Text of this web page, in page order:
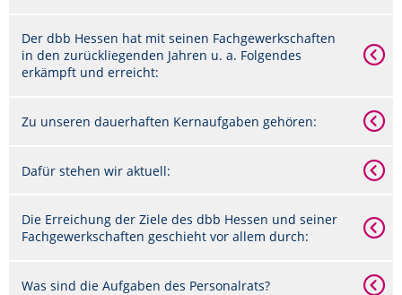
Der dbb Hessen hat mit seinen Fachgewerkschaften
in den zurückliegenden Jahren u. a. Folgendes
erkämpft und erreicht:
Zu unseren dauerhaften Kernaufgaben gehören:
Dafür stehen wir aktuell:
Die Erreichung der Ziele des dbb Hessen und seiner
Fachgewerkschaften geschieht vor allem durch:
Was sind die Aufgaben des Personalrats?